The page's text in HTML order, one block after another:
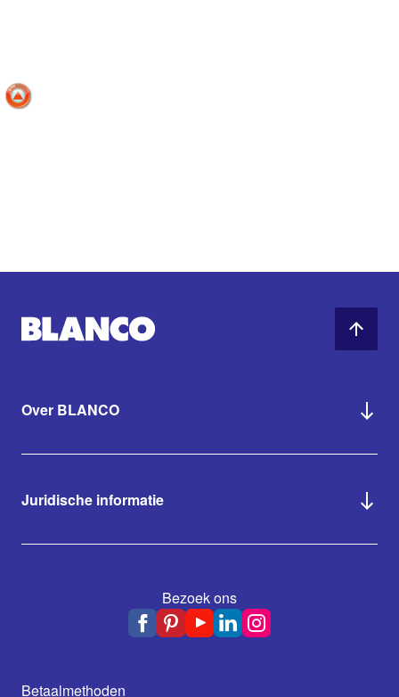
Over BLANCO
Juridische informatie
Bezoek ons
Betaalmethoden